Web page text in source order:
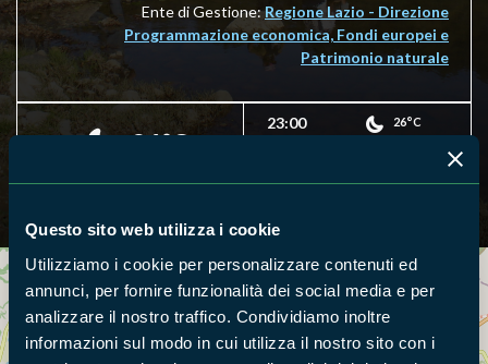
Questo sito web utilizza i cookie
Utilizziamo i cookie per personalizzare contenuti ed
annunci, per fornire funzionalità dei social media e per
analizzare il nostro traffico. Condividiamo inoltre
informazioni sul modo in cui utilizza il nostro sito con i
Ente di Gestione:Regione Lazio - Direzione
Programmazione economica, Fondi europei e
Patrimonio naturale
26°C
23:00 26°C
Cerca nella mappa OPZIONI